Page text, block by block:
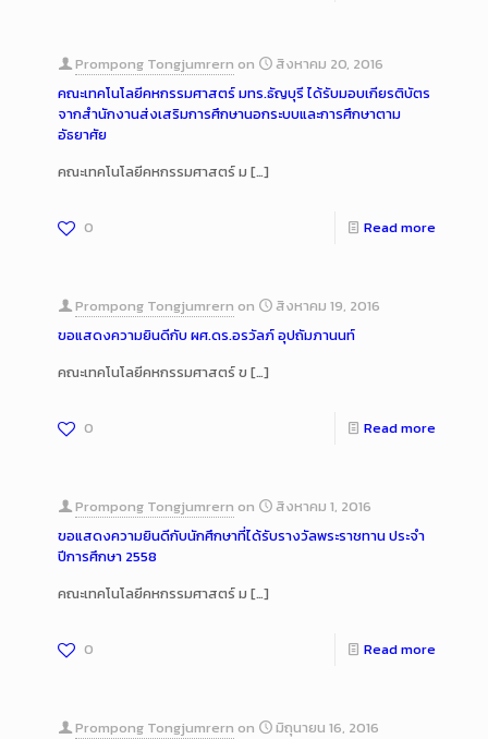
Prompong Tongjumrern on
สิงหาคม 20, 2016
คณะเทคโนโลยีคหกรรมศาสตร์ มทร.ธัญบุรี ได้รับมอบเกียรติบัตร
จากสำนักงานส่งเสริมการศึกษานอกระบบและการศึกษาตาม
อัธยาศัย
คณะเทคโนโลยีคหกรรมศาสตร์ ม […]
0 Read more
Prompong Tongjumrern on
สิงหาคม 19, 2016
ขอแสดงความยินดีกับ ผศ.ดร.อรวัลภ์ อุปถัมภานนท์
คณะเทคโนโลยีคหกรรมศาสตร์ ข […]
0 Read more
Prompong Tongjumrern on
สิงหาคม 1, 2016
ขอแสดงความยินดีกับนักศึกษาที่ได้รับรางวัลพระราชทาน ประจำ
ปีการศึกษา 2558
คณะเทคโนโลยีคหกรรมศาสตร์ ม […]
0 Read more
Prompong Tongjumrern on
มิถุนายน 16, 2016